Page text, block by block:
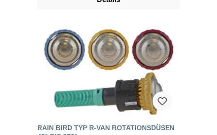
RAIN BIRD TYP R-VAN ROTATIONSDÜSEN